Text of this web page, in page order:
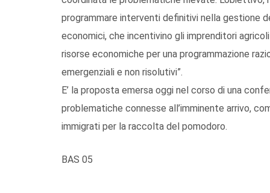
programmare interventi definitivi nella gestione
economici, che incentivino gli imprenditori
risorse economiche per una programmazione
emergenziali e non risolutivi”.
E’ la proposta emersa oggi nel corso di una
problematiche connesse all’imminente arrivo,
immigrati per la raccolta del pomodoro.
BAS 05